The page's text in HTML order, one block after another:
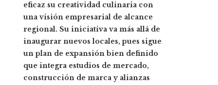
eficaz su creatividad culinaria con
una visión empresarial de alcance
regional. Su iniciativa va más allá de
inaugurar nuevos locales, pues sigue
un plan de expansión bien definido
que integra estudios de mercado,
construcción de marca y alianzas